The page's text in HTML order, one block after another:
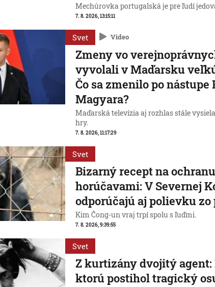
Mechúrovka portugalská je pre ľudí
7. 8. 2026, 13:15:11
Svet Video
Zmeny vo
vyvolali v Maďarsku
Čo sa zmenilo po nástupe
Magyara?
Maďarská televízia aj rozhlas stále
hry.
7. 8. 2026, 11:17:29
Svet
Bizarný recept na
horúčavami: V Severnej
odporúčajú aj polievku zo
Kim Čong-un vraj trpí spolu s ľuďmi.
7. 8. 2026, 9:39:55
Svet
Z kurtizány dvojitý agent:
ktorú postihol tragický